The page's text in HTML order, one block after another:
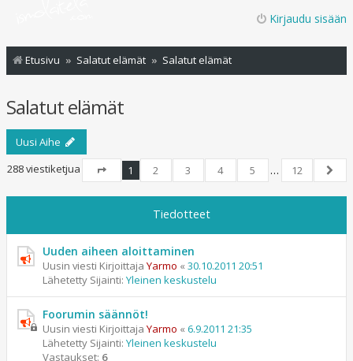
Kirjaudu sisään
Etusivu Salatut elämät Salatut elämät
Salatut elämät
Uusi Aihe
288 viestiketjua
Sivu1
1 2 3 4 5 …
12
Tiedotteet
Uuden aiheen aloittaminen
Uusin viesti Kirjoittaja Yarmo « 30.10.2011 20:51
Lähetetty Sijainti: Yleinen keskustelu
Foorumin säännöt!
Uusin viesti Kirjoittaja Yarmo « 6.9.2011 21:35
Lähetetty Sijainti: Yleinen keskustelu
Vastaukset: 6